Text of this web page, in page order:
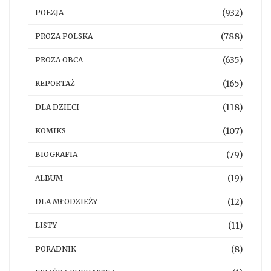
POEZJA (932)
PROZA POLSKA (788)
PROZA OBCA (635)
REPORTAŻ (165)
DLA DZIECI (118)
KOMIKS (107)
BIOGRAFIA (79)
ALBUM (19)
DLA MŁODZIEŻY (12)
LISTY (11)
PORADNIK (8)